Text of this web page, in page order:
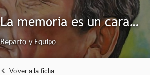
La memoria es un caracol
Reparto y Equipo
Volver a la ficha